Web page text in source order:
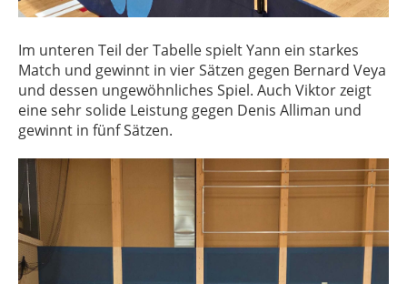
Im unteren Teil der Tabelle spielt Yann ein starkes
Match und gewinnt in vier Sätzen gegen Bernard Veya
und dessen ungewöhnliches Spiel. Auch Viktor zeigt
eine sehr solide Leistung gegen Denis Alliman und
gewinnt in fünf Sätzen.